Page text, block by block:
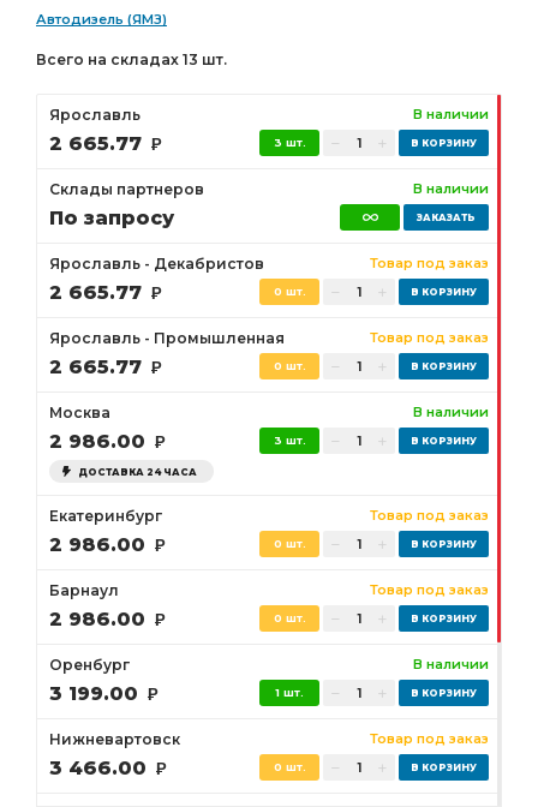
Автодизель (ЯМЗ)
Всего на складах 13 шт.
Ярославль В наличии
2 665.77 Р 3 шт.
Склады партнеров В наличии
По запросу
Ярославль - Декабристов Товар под заказ
2 665.77 Р 0 шт.
Ярославль - Промышленная Товар под заказ
2 665.77 Р 0 шт.
Москва В наличии
2 986.00 Р 3 шт.
ДОСТАВКА 24 ЧАСА
Екатеринбург Товар под заказ
2 986.00 Р 0 шт.
Барнаул Товар под заказ
2 986.00 Р 0 шт.
Оренбург В наличии
3 199.00 Р 1 шт.
Нижневартовск Товар под заказ
3 466.00 Р 0 шт.